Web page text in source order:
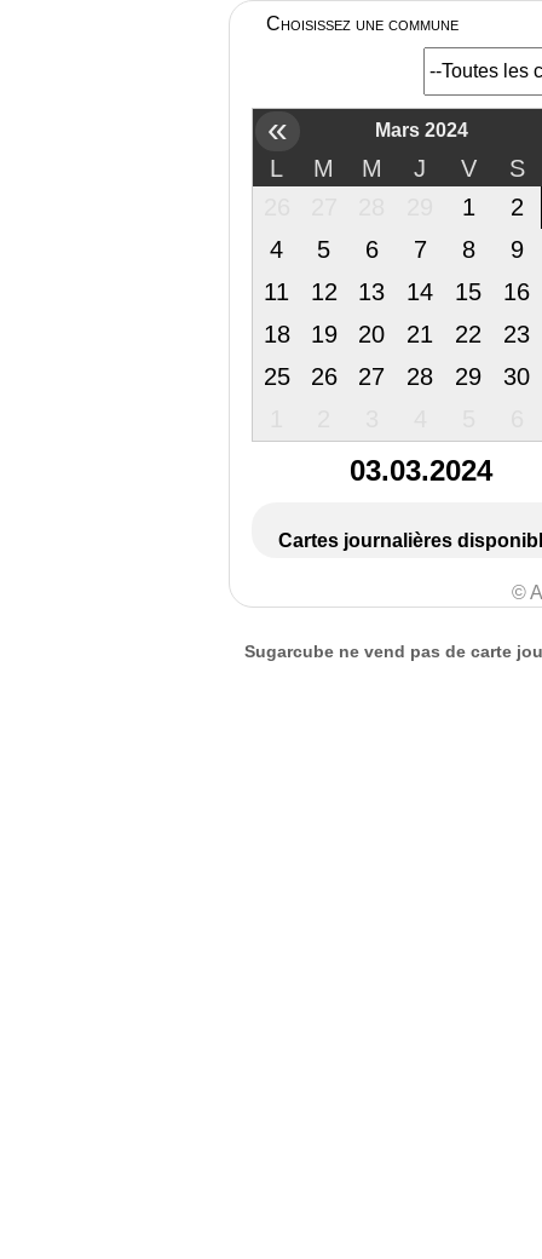
Choisissez une commune
« Mars 2024
L M M J V
S
1
2
4
5 6 7 8
9
11
12 13 14 15
16
18
19 20 21 22
23
25
26 27 28 29
30
03.03.2024
Cartes journalières
©
Sugarcube ne vend pas de carte